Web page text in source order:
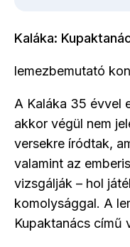
Kaláka:
lemezbemutató
A Kaláka 35 évvel
akkor végül nem
versekre íródtak,
valamint az
vizsgálják – hol
komolysággal. A
Kupaktanács című